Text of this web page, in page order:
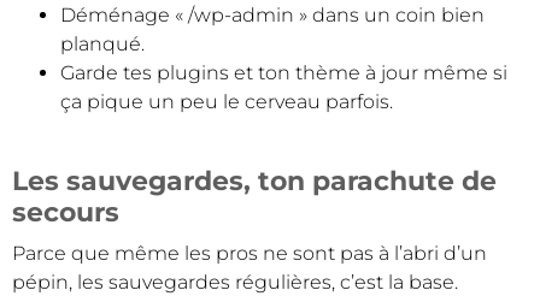
Déménage « /wp-admin » dans un coin bien
planqué.
Garde tes plugins et ton thème à jour même si
ça pique un peu le cerveau parfois.
Les sauvegardes, ton parachute de
secours
Parce que même les pros ne sont pas à l’abri d’un
pépin, les sauvegardes régulières, c’est la base.